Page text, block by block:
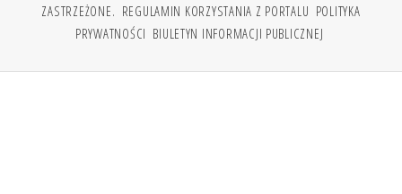
ZASTRZEŻONE. REGULAMIN KORZYSTANIA Z PORTALU POLITYKA
PRYWATNOŚCI BIULETYN INFORMACJI PUBLICZNEJ